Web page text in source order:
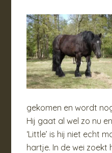
gekomen en wordt
Hij gaat al wel zo nu
‘Little’ is hij niet echt
hartje. In de wei zoekt